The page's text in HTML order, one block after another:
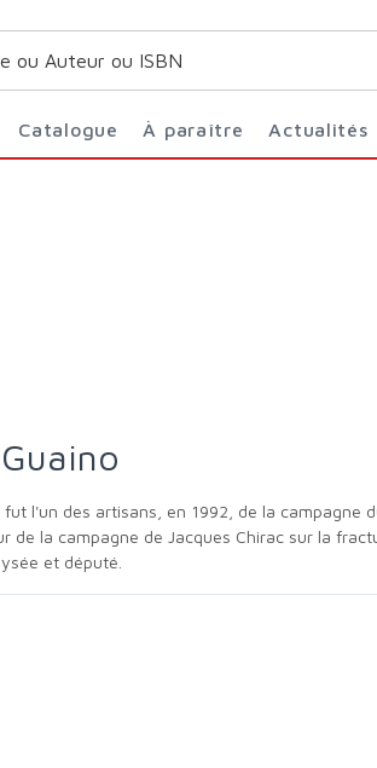
Catalogue À paraître Actualités
Guaino
de la campagne de Jacques Chirac sur la
et député.